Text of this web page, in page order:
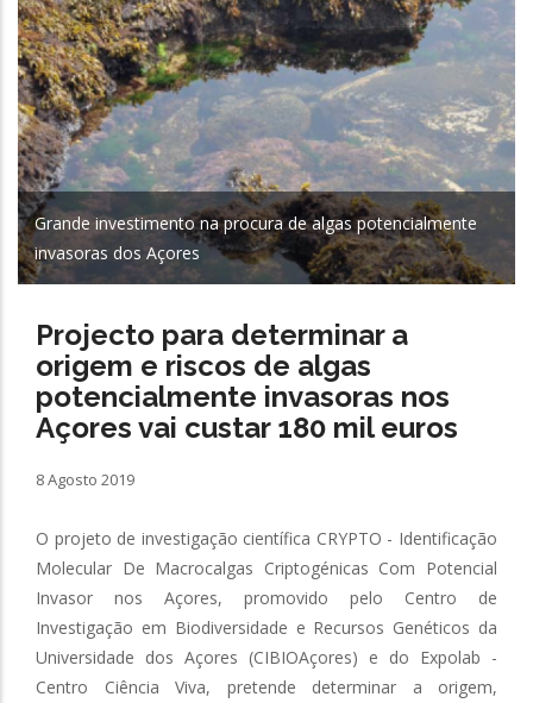
Grande investimento na procura de algas potencialmente
invasoras dos Açores
Projecto para determinar a
origem e riscos de algas
potencialmente invasoras nos
Açores vai custar 180 mil euros
8 Agosto 2019
O projeto de investigação científica CRYPTO - Identificação
Molecular De Macrocalgas Criptogénicas Com Potencial
Invasor nos Açores, promovido pelo Centro de
Investigação em Biodiversidade e Recursos Genéticos da
Universidade dos Açores (CIBIOAçores) e do Expolab -
Centro Ciência Viva, pretende determinar a origem,